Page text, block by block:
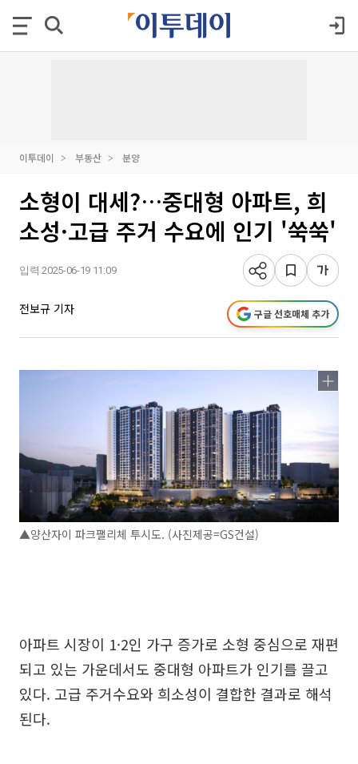
이투데이 부동산 분양
소형이 대세?…중대형 아파트, 희
소성·고급 주거 수요에 인기 '쑥쑥'
입력 2025-06-19 11:09
전보규 기자 구글 선호매체 추가
▲양산자이 파크팰리체 투시도. (사진제공=GS건설)
아파트 시장이 1·2인 가구 증가로 소형 중심으로 재편
되고 있는 가운데서도 중대형 아파트가 인기를 끌고
있다. 고급 주거수요와 희소성이 결합한 결과로 해석
된다.